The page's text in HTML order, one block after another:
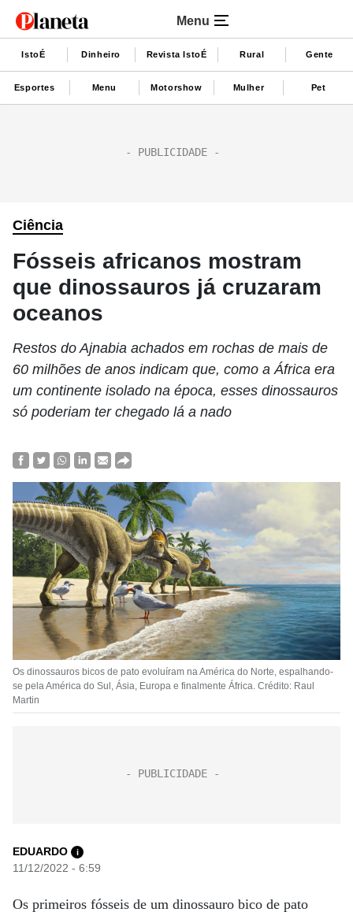
Menu
IstoÉ Dinheiro Revista IstoÉ Rural Gente
Esportes Menu Motorshow Mulher Pet
Ciência
Fósseis africanos mostram
que dinossauros já cruzaram
oceanos
Restos do Ajnabia achados em rochas de mais de
60 milhões de anos indicam que, como a África era
um continente isolado na época, esses dinossauros
só poderiam ter chegado lá a nado
Os dinossauros bicos de pato evoluíram na América do Norte, espalhando-
se pela América do Sul, Ásia, Europa e finalmente África. Crédito: Raul
Martin
EDUARDO i
11/12/2022 - 6:59
Os primeiros fósseis de um dinossauro bico de pato